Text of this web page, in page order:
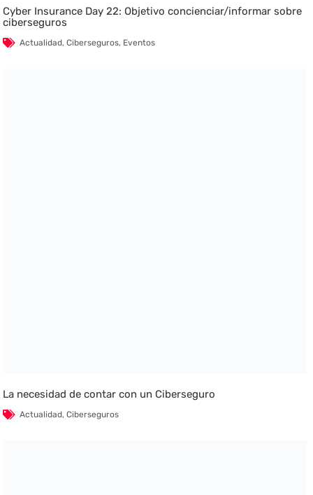
Cyber Insurance Day 22: Objetivo concienciar/informar sobre
ciberseguros
Actualidad,Ciberseguros, Eventos
La necesidad de contar con un Ciberseguro
Actualidad,Ciberseguros